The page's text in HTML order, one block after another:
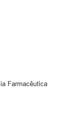
Farmacêutica